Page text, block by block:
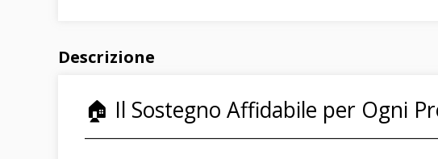
Descrizione
🏠 Il Sostegno Affidabile per Ogni